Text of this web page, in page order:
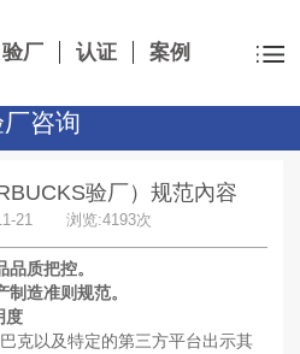
验厂 认证 案例
咨询
验厂）规范內容
11-21 浏览:4193次
质把控。
造准则规范。
度
以及特定的第三方平台出示其